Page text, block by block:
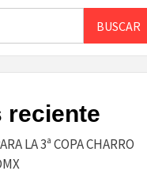
BUSCAR
reciente
LA 3ª COPA CHARRO